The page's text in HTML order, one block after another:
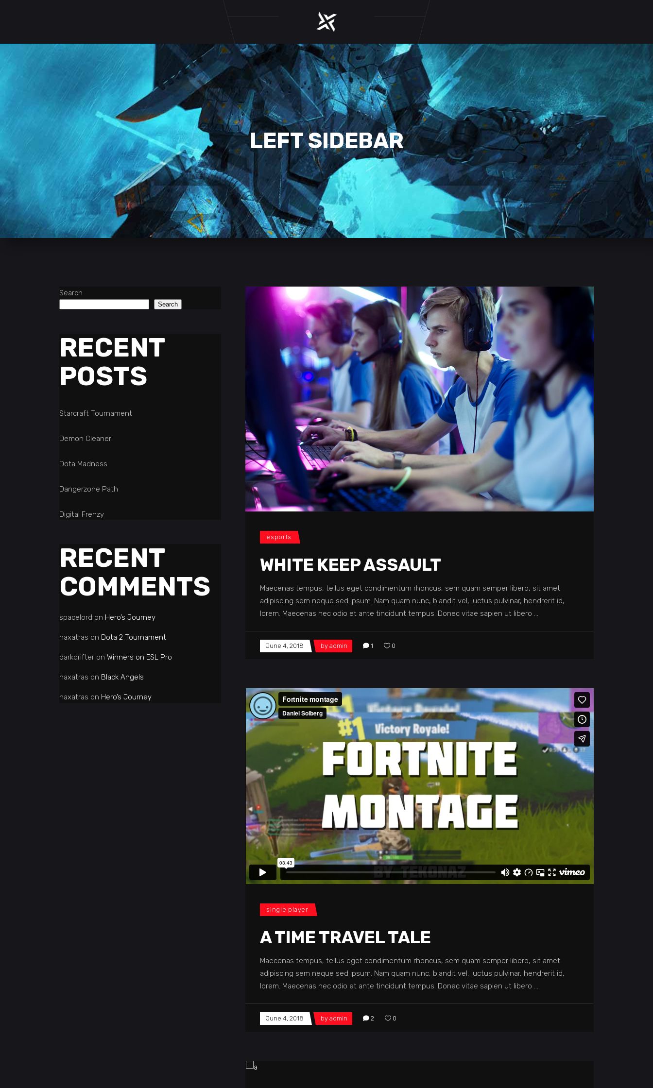
LEFT SIDEBAR
esports
WHITE KEEP ASSAULT
Maecenas tempus, tellus eget condimentum rhoncus, sem quam semper libero, sit amet
adipiscing sem neque sed ipsum. Nam quam nunc, blandit vel, luctus pulvinar, hendrerit id,
lorem. Maecenas nec odio et ante tincidunt tempus. Donec vitae sapien ut libero
June 4, 2018 byadmin 1 0
single player
A TIME TRAVEL TALE
Maecenas tempus, tellus eget condimentum rhoncus, sem quam semper libero, sit amet
adipiscing sem neque sed ipsum. Nam quam nunc, blandit vel, luctus pulvinar, hendrerit id,
lorem. Maecenas nec odio et ante tincidunt tempus. Donec vitae sapien ut libero
June 4, 2018 byadmin 2 0
Search
Search
RECENT
POSTS
Starcraft Tournament
Demon Cleaner
Dota Madness
Dangerzone Path
Digital Frenzy
RECENT
COMMENTS
spacelord on Hero’s Journey
naxatras on Dota 2 Tournament
darkdrifter on Winners on ESL Pro
naxatras on Black Angels
naxatras on Hero’s Journey